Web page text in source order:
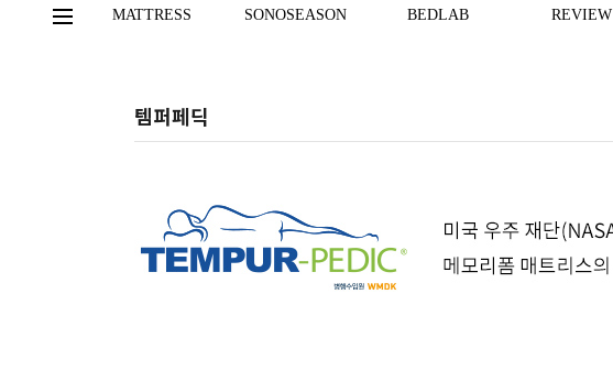
MATTRESS SONOSEASON BEDLAB REVIEW
템퍼페딕